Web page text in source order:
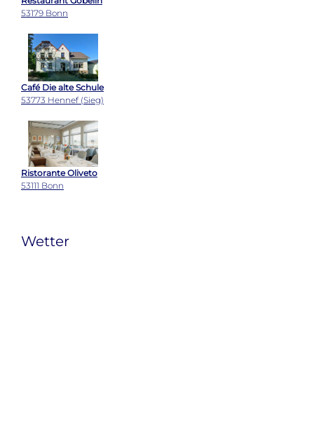
Café Die alte Schule
53773 Hennef (Sieg)
Ristorante Oliveto
53111 Bonn
Wetter